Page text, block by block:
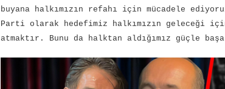
buyana halkımızın refahı için mücadele
Parti olarak hedefimiz halkımızın geleceği
atmaktır. Bunu da halktan aldığımız güçle